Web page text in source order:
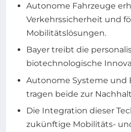
Autonome Fahrzeuge
Verkehrssicherheit und
Mobilitätslösungen.
Bayer treibt die
biotechnologische
Autonome Systeme und
tragen beide zur
Die Integration dieser
zukünftige Mobilitäts-